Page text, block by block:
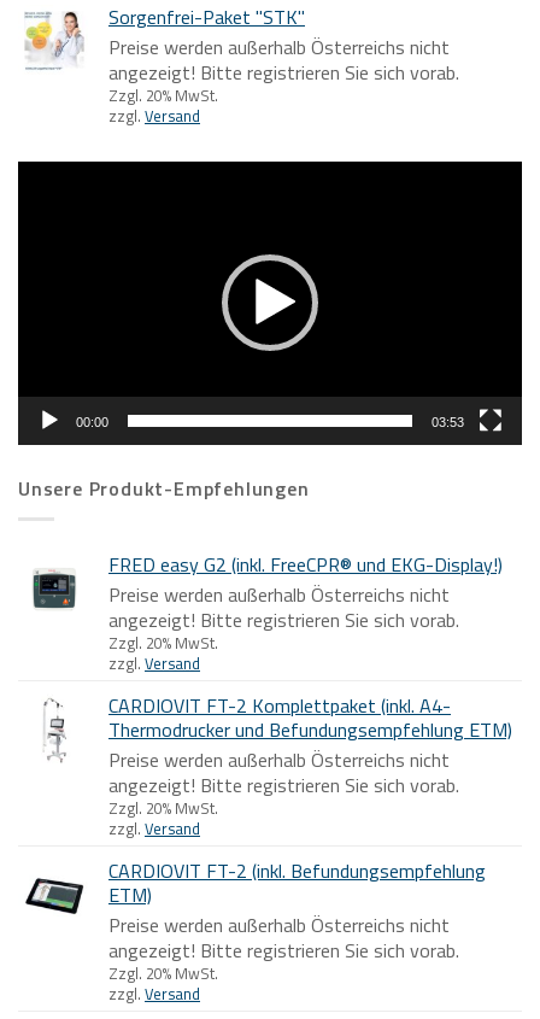
Sorgenfrei-Paket "STK"
Preise werden außerhalb Österreichs nicht
angezeigt! Bitte registrieren Sie sich vorab.
Zzgl. 20% MwSt.
zzgl. Versand
00:00 03:53
Unsere Produkt-Empfehlungen
FRED easy G2 (inkl. FreeCPR® und EKG-Display!)
Preise werden außerhalb Österreichs nicht
angezeigt! Bitte registrieren Sie sich vorab.
Zzgl. 20% MwSt.
zzgl. Versand
CARDIOVIT FT-2 Komplettpaket (inkl. A4-
Thermodrucker und Befundungsempfehlung ETM)
Preise werden außerhalb Österreichs nicht
angezeigt! Bitte registrieren Sie sich vorab.
Zzgl. 20% MwSt.
zzgl. Versand
CARDIOVIT FT-2 (inkl. Befundungsempfehlung
ETM)
Preise werden außerhalb Österreichs nicht
angezeigt! Bitte registrieren Sie sich vorab.
Zzgl. 20% MwSt.
zzgl. Versand